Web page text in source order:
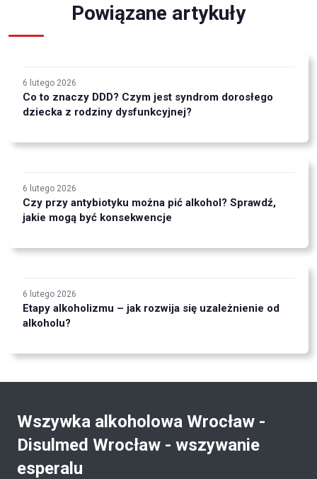
Powiązane artykuły
6 lutego 2026
Co to znaczy DDD? Czym jest syndrom dorosłego
dziecka z rodziny dysfunkcyjnej?
6 lutego 2026
Czy przy antybiotyku można pić alkohol? Sprawdź,
jakie mogą być konsekwencje
6 lutego 2026
Etapy alkoholizmu – jak rozwija się uzależnienie od
alkoholu?
Wszywka alkoholowa Wrocław -
Disulmed Wrocław - wszywanie
esperalu